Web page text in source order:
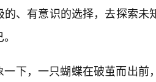
的、有意识的选择，去探索
一下，一只蝴蝶在破茧而出前